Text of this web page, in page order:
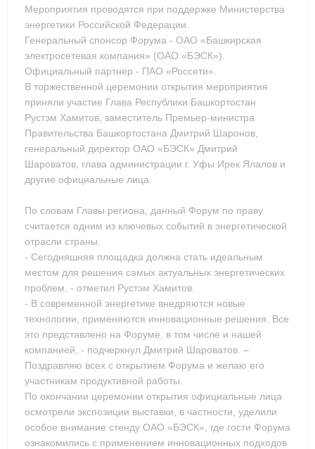
Мероприятия проводятся при поддержке Министерства
энергетики Российской Федерации.
Генеральный спонсор Форума - ОАО «Башкирская
электросетевая компания» (ОАО «БЭСК»).
Официальный партнер - ПАО «Россети».
В торжественной церемонии открытия мероприятия
приняли участие Глава Республики Башкортостан
Рустэм Хамитов, заместитель Премьер-министра
Правительства Башкортостана Дмитрий Шаронов,
генеральный директор ОАО «БЭСК» Дмитрий
Шароватов, глава администрации г. Уфы Ирек Ялалов и
другие официальные лица.
По словам Главы региона, данный Форум по праву
считается одним из ключевых событий в энергетической
отрасли страны.
- Сегодняшняя площадка должна стать идеальным
местом для решения самых актуальных энергетических
проблем, - отметил Рустэм Хамитов.
- В современной энергетике внедряются новые
технологии, применяются инновационные решения. Все
это представлено на Форуме, в том числе и нашей
компанией, - подчеркнул Дмитрий Шароватов. –
Поздравляю всех с открытием Форума и желаю его
участникам продуктивной работы.
По окончании церемонии открытия официальные лица
осмотрели экспозиции выставки, в частности, уделили
особое внимание стенду ОАО «БЭСК», где гости Форума
ознакомились с применением инновационных подходов